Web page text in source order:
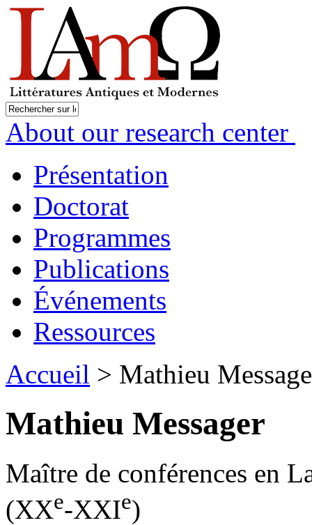
About our research center
Présentation
Doctorat
Programmes
Publications
Événements
Ressources
Accueil > Mathieu
Mathieu Messager
Maître de conférences en
(XXe-XXIe)